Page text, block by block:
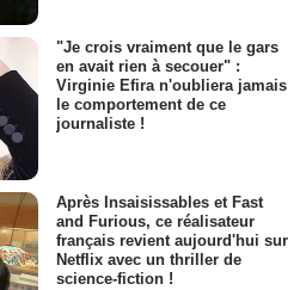
"Je crois vraiment que le gars
en avait rien à secouer" :
Virginie Efira n'oubliera jamais
le comportement de ce
journaliste !
Après Insaisissables et Fast
and Furious, ce réalisateur
français revient aujourd'hui sur
Netflix avec un thriller de
science-fiction !